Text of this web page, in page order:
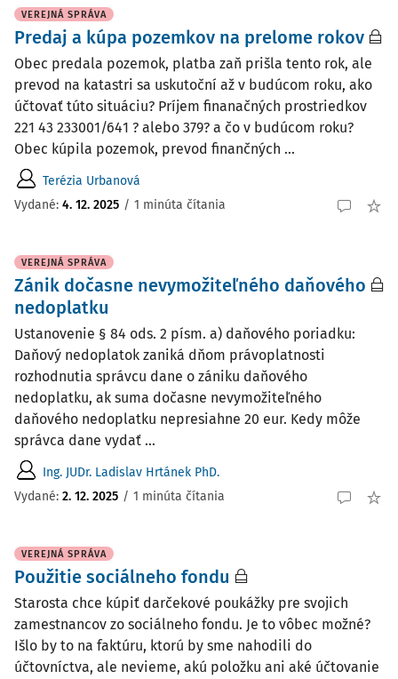
VEREJNÁ SPRÁVA
Predaj a kúpa pozemkov na prelome rokov
Obec predala pozemok, platba zaň prišla tento rok, ale
prevod na katastri sa uskutoční až v budúcom roku, ako
účtovať túto situáciu? Príjem finanačných prostriedkov
221 43 233001/641 ? alebo 379? a čo v budúcom roku?
Obec kúpila pozemok, prevod finančných ...
Terézia Urbanová
Vydané: 4. 12. 2025 / 1 minúta čítania
VEREJNÁ SPRÁVA
Zánik dočasne nevymožiteľného daňového
nedoplatku
Ustanovenie § 84 ods. 2 písm. a) daňového poriadku:
Daňový nedoplatok zaniká dňom právoplatnosti
rozhodnutia správcu dane o zániku daňového
nedoplatku, ak suma dočasne nevymožiteľného
daňového nedoplatku nepresiahne 20 eur. Kedy môže
správca dane vydať ...
Ing. JUDr. Ladislav Hrtánek PhD.
Vydané: 2. 12. 2025 / 1 minúta čítania
VEREJNÁ SPRÁVA
Použitie sociálneho fondu
Starosta chce kúpiť darčekové poukážky pre svojich
zamestnancov zo sociálneho fondu. Je to vôbec možné?
Išlo by to na faktúru, ktorú by sme nahodili do
účtovníctva, ale nevieme, akú položku ani aké účtovanie